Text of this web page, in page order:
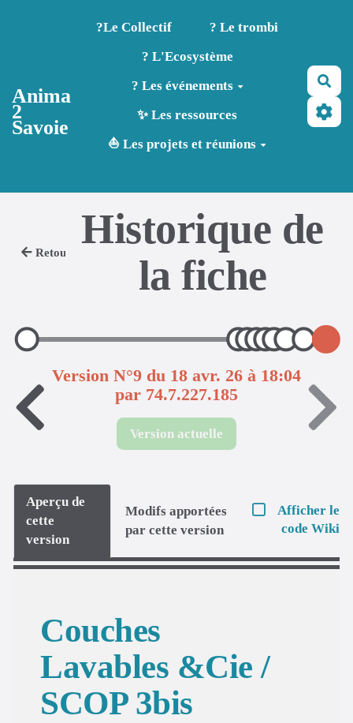
Aller au contenu principal
Anima
2
Savoie
?️Le Collectif
? Le trombi
? L'Ecosystème
? Les événements
✨ Les ressources
⛵ Les projets et réunions
Retour
Historique de
la fiche
Version N°9 du 18 avr. 26 à 18:04
par 74.7.227.185
Version actuelle
Aperçu de
cette
version
Modifs apportées
par cette version
Afficher le
code Wiki
Couches
Lavables &Cie /
SCOP 3bis